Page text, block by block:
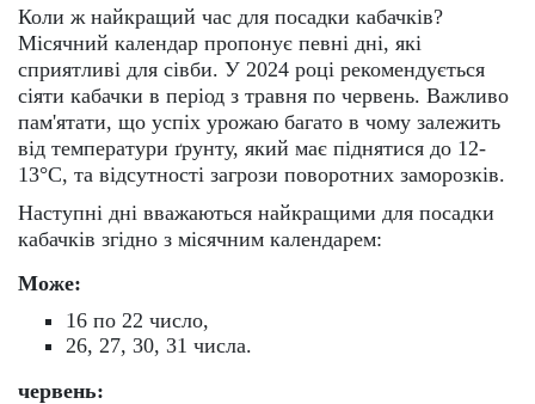
Коли ж найкращий час для посадки кабачків?
Місячний календар пропонує певні дні, які
сприятливі для сівби. У 2024 році рекомендується
сіяти кабачки в період з травня по червень. Важливо
пам'ятати, що успіх урожаю багато в чому залежить
від температури ґрунту, який має піднятися до 12-
13°C, та відсутності загрози поворотних заморозків.
Наступні дні вважаються найкращими для посадки
кабачків згідно з місячним календарем:
Може:
16 по 22 число,
26, 27, 30, 31 числа.
червень: